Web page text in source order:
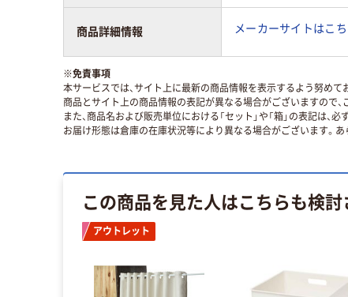
商品詳細情報 メーカーサイトはこち
※免責事項
本サービスでは、サイト上に最新の商品情報を表示するよう努めて
商品とサイト上の商品情報の表記が異なる場合がございますので
また、商品名および販売単位における「セット」や「箱」の表記は、
お届け形態は倉庫の在庫状況等により異なる場合がございます。あ
この商品を見た人はこちらも検
アウトレット